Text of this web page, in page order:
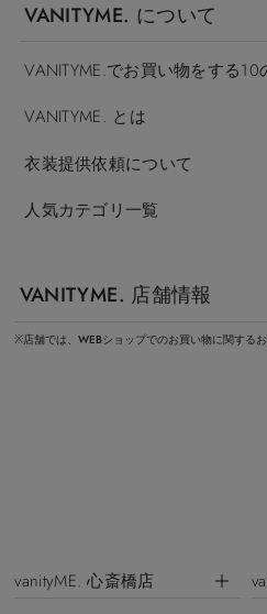
VANITYME. について
VANITYME.でお買い物をする10
VANITYME. とは
衣装提供依頼について
人気カテゴリ一覧
VANITYME. 店舗情報
※店舗では、WEBショップでのお買い物に関する
vanityME. 心斎橋店